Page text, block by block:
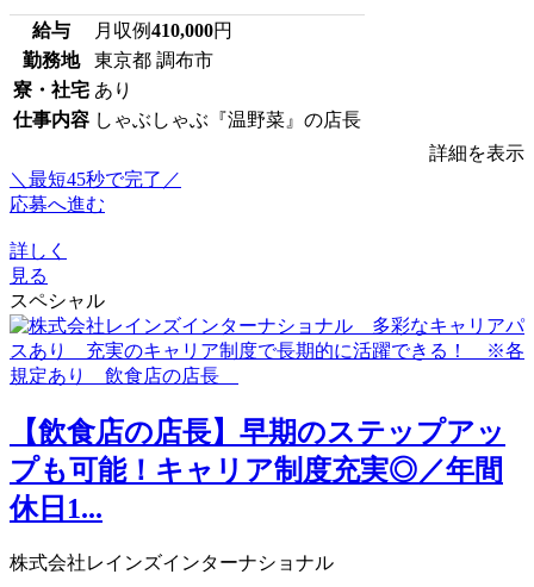
給与 月収例410,000円
勤務地
東京都 調布市
寮・社宅 あり
仕事内容 しゃぶしゃぶ『温野菜』の店長
詳細を表示
＼最短45秒で完了／
応募へ進む
詳しく
見る
スペシャル
【飲食店の店長】早期のステップアッ
プも可能！キャリア制度充実◎／年間
休日1...
株式会社レインズインターナショナル